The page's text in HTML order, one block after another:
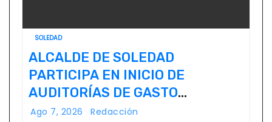
SOLEDAD
ALCALDE DE SOLEDAD
PARTICIPA EN INICIO DE
AUDITORÍAS DE GASTO
FEDERALIZADO 📝
Ago 7, 2026 Redacción